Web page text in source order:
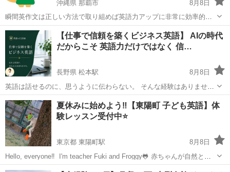
沖縄県 那覇市
8月8日
瞬間英作文は正しい方法で取り組めば英語力アップに非常に効率的で
す。 文法や語彙の定着、英語を素早くアウトプットする力が高まり、
英語での思考回路（英語脳）を養うのに適しています。 レッスンでは
発音や英文法の説明をして、英文...
沖縄 那覇市 英会話 レッスン
【仕事で信頼を築くビジネス英語】 AIの時代
だからこそ 英語力だけではなく 信…
長野県 松本駅
8月8日
英語は話せるのに、思うように伝わらない。 そんな経験はありません
か？ 会議で意見を言いたいのに言葉が出ない。 英文メールは書けるけ
れど、自信が持てない。 外国人との打ち合わせで緊張してしまう。 ...
長野 松本市 松本駅 ビジネス英語 40代
夏休みに始めよう‼️【東陽町 子ども英語】体
験レッスン受付中⭐️
東京都 東陽町駅
8月8日
Hello, everyone‼️ I'm teacher Fuki and Froggy🐸 赤ちゃんが自然と言
葉を覚えるように、英語も楽しい環境があれば、自然と口にすること
東京 江東区 東陽町駅 英会話 夏休み